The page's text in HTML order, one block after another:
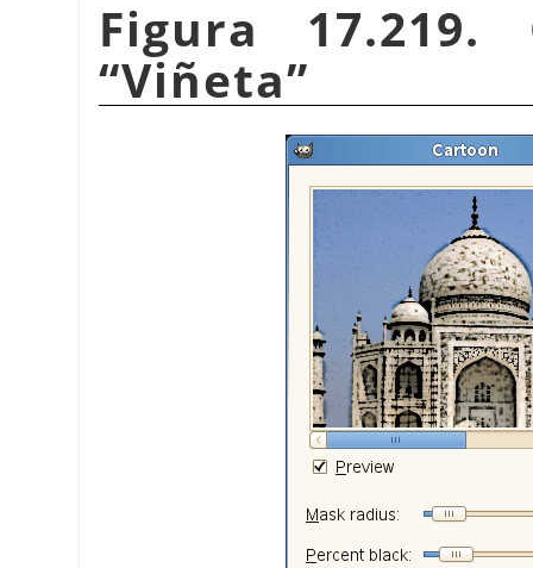
Figura
“Viñeta”